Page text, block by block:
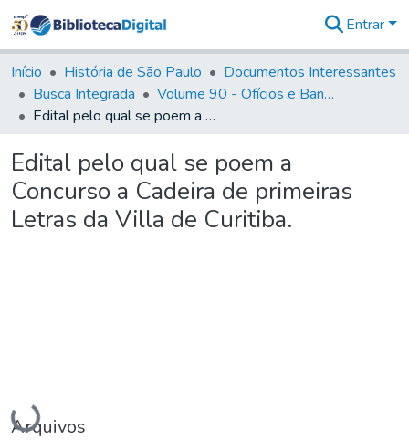
&
Coleções
Tudo na
Biblioteca
Estatísticas
Entrar
Início História de São Paulo
Documentos Interessantes
Busca Integrada
Volume 90 - Ofícios e Bandos do Capitão General, Conde de Palma, aos funcionários da Capitania (1814- 1817)
Edital pelo qual se poem a Concurso a Cadeira de primeiras Letras da Villa de Curitiba.
Edital pelo qual se poem a
Concurso a Cadeira de primeiras
Letras da Villa de Curitiba.
Carregando...
Arquivos